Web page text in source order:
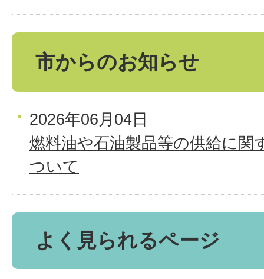
市からのお知らせ
2026年06月04日
燃料油や石油製品等の供給に関
ついて
よく見られるページ